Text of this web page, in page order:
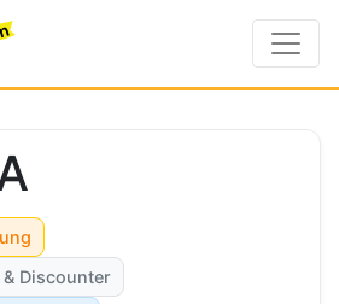
Discounter